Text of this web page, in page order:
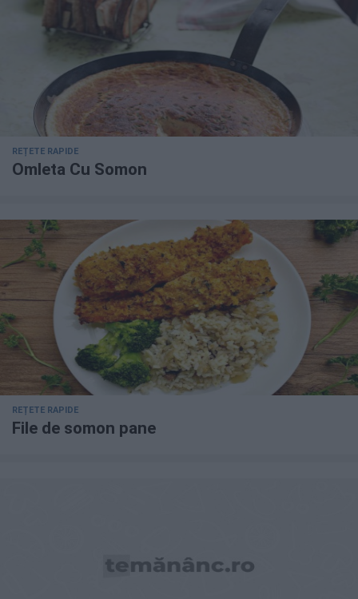
REȚETE RAPIDE
Omleta Cu Somon
REȚETE RAPIDE
File de somon pane